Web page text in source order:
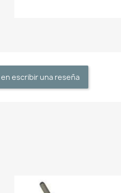
escribir una reseña